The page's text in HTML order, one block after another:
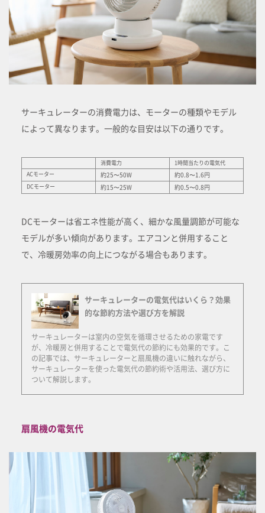
サーキュレーターの消費電力は、モーターの種類やモデル
によって異なります。一般的な目安は以下の通りです。
消費電力
1時間当たりの電気代
ACモーター
約25〜50W 約0.8〜1.6円
DCモーター 約15〜25W 約0.5〜0.8円
DCモーターは省エネ性能が高く、細かな風量調節が可能な
モデルが多い傾向があります。エアコンと併用すること
で、冷暖房効率の向上につながる場合もあります。
サーキュレーターの電気代はいくら？効果
的な節約方法や選び方を解説
サーキュレーターは室内の空気を循環させるための家電です
が、冷暖房と併用することで電気代の節約にも効果的です。こ
の記事では、サーキュレーターと扇風機の違いに触れながら、
サーキュレーターを使った電気代の節約術や活用法、選び方に
ついて解説します。
扇風機の電気代